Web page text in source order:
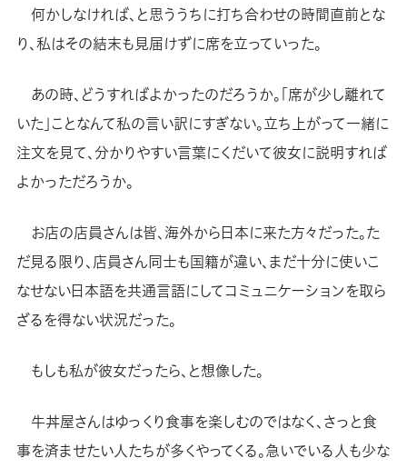
何かしなければ、と思ううちに打ち合わせの時間直前とな
り、私はその結末も見届けずに席を立っていった。
あの時、どうすればよかったのだろうか。「席が少し離れて
いた」ことなんて私の言い訳にすぎない。立ち上がって一緒に
注文を見て、分かりやすい言葉にくだいて彼女に説明すれば
よかっただろうか。
お店の店員さんは皆、海外から日本に来た方々だった。た
だ見る限り、店員さん同士も国籍が違い、まだ十分に使いこ
なせない日本語を共通言語にしてコミュニケーションを取ら
ざるを得ない状況だった。
もしも私が彼女だったら、と想像した。
牛丼屋さんはゆっくり食事を楽しむのではなく、さっと食
事を済ませたい人たちが多くやってくる。急いでいる人も少な